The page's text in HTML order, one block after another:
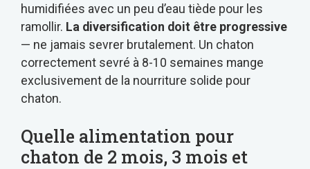
humidifiées avec un peu d’eau tiède pour les
ramollir. La diversification doit être progressive
— ne jamais sevrer brutalement. Un chaton
correctement sevré à 8-10 semaines mange
exclusivement de la nourriture solide pour
chaton.
Quelle alimentation pour
chaton de 2 mois, 3 mois et